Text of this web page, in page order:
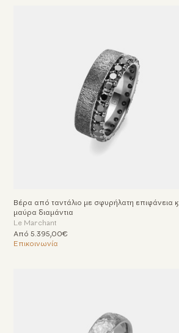
Βέρα από ταντάλιο με σφυρήλατη επιφάνεια &
μαύρα διαμάντια
Le Marchant
Από 5.395,00€
Επικοινωνία